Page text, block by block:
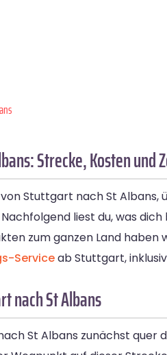
Strecke, Kosten und
Stuttgart nach St
liest du, was
zum ganzen Land haben
Serviceab Stuttgart,
nach St Albans
St Albans zunächst